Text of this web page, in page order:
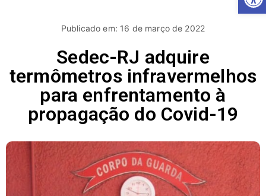
Publicado em: 16 de março de 2022
Sedec-RJ adquire
termômetros infravermelhos
para enfrentamento à
propagação do Covid-19